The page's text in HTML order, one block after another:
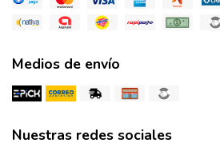
Medios de envío
Nuestras redes sociales